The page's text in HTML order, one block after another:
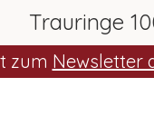
Trauringe
zum Newsletter